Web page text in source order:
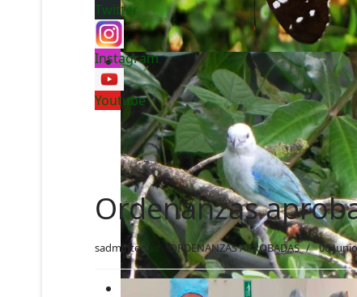
Twitter
Instagram
Youtube
Ordenanzas
sadmintecc ORDENANZAS APROBADAS 06